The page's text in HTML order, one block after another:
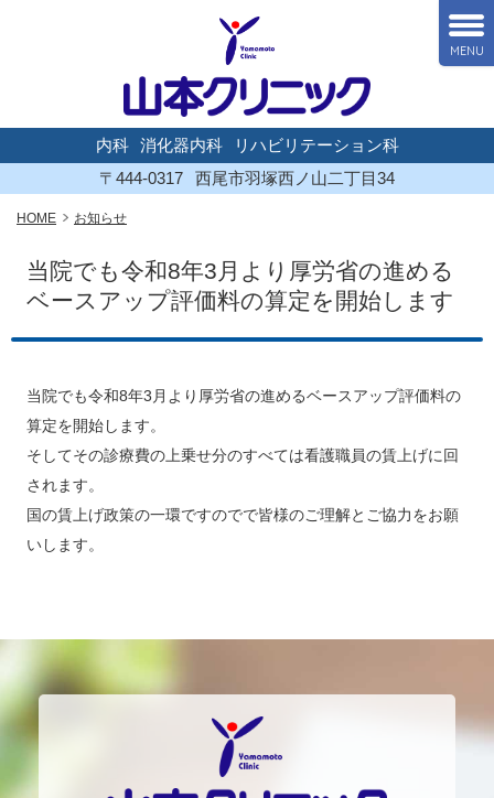
内科 消化器内科
リハビリテーション科
〒444-0317
西尾市羽塚西ノ山二丁目34
MENU
HOME お知らせ
当院でも令和8年3月より厚労省の進める
ベースアップ評価料の算定を開始します
当院でも令和8年3月より厚労省の進めるベースアップ評価料の
算定を開始します。
そしてその診療費の上乗せ分のすべては看護職員の賃上げに回
されます。
国の賃上げ政策の一環ですのでで皆様のご理解とご協力をお願
いします。